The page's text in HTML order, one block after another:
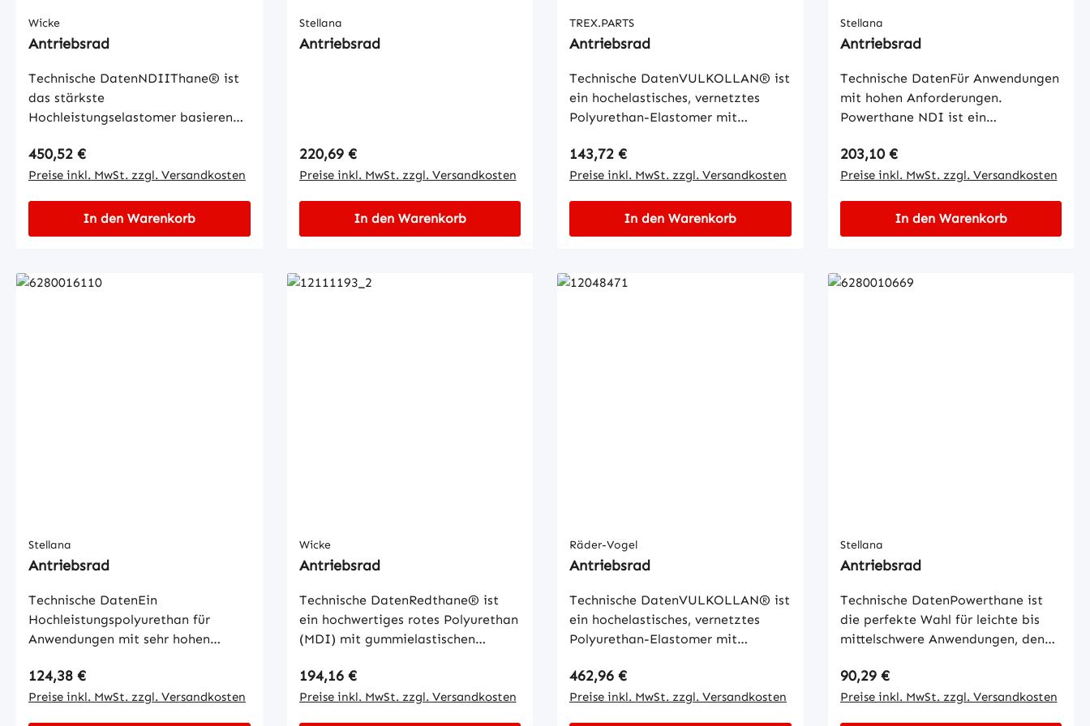
Wicke
Antriebsrad
Technische DatenNDIIThane® ist
das stärkste
Hochleistungselastomer basierend
(Naphthylen-1,5-diisocyanat).
Radbeläge aus NDIIThane® sind
abriebfest. Hieraus resultieren
lange Einsatzzeiten und geringe
Regulärer Preis:
450,52 €
Preise inkl. MwSt. zzgl. Versandkosten
In den Warenkorb
Stellana
Antriebsrad
Regulärer Preis:
220,69 €
Preise inkl. MwSt. zzgl. Versandkosten
In den Warenkorb
TREX.PARTS
Antriebsrad
Technische DatenVULKOLLAN® ist
ein hochelastisches, vernetztes
Polyurethan-Elastomer mit
Eigenschaften. Dazu gehören hohe
dynamische Belastbarkeit, hoher
das höchste Elastizitätsmodul aller
Elastomere, hoher mechanischer
Stoßelastizität und niedriger
Druckverformungsrest. Aufgrund
Regulärer Preis:
143,72 €
Preise inkl. MwSt. zzgl. Versandkosten
In den Warenkorb
Stellana
Antriebsrad
Technische DatenFür Anwendungen
mit hohen Anforderungen.
Powerthane NDI ist ein
hervorragenden Eigenschaften. Die
Eigenschaften von Powerthane NDI
Geschwindigkeiten entwickelt und
sorgen für eine ausgezeichnete
Anwendungen.
Regulärer Preis:
203,10 €
Preise inkl. MwSt. zzgl. Versandkosten
In den Warenkorb
Stellana
Antriebsrad
Technische DatenEin
Hochleistungspolyurethan für
Anwendungen mit sehr hohen
Bezug auf Geschwindigkeit und
Belastung. Die Eigenschaften von
Regulärer Preis:
124,38 €
Preise inkl. MwSt. zzgl. Versandkosten
Wicke
Antriebsrad
Technische DatenRedthane® ist
ein hochwertiges rotes Polyurethan
(MDI) mit gummielastischen
ausgezeichneten Traktionswerten.
Günstige Kombinationen von
Regulärer Preis:
194,16 €
Preise inkl. MwSt. zzgl. Versandkosten
Räder-Vogel
Antriebsrad
Technische DatenVULKOLLAN® ist
ein hochelastisches, vernetztes
Polyurethan-Elastomer mit
Eigenschaften. Dazu gehören hohe
dynamische Belastbarkeit, hoher
Regulärer Preis:
462,96 €
Preise inkl. MwSt. zzgl. Versandkosten
Stellana
Antriebsrad
Technische DatenPowerthane ist
die perfekte Wahl für leichte bis
mittelschwere Anwendungen, denn
ohne Kompromisse bei
dynamischen Eigenschaften.
Regulärer Preis:
90,29 €
Preise inkl. MwSt. zzgl. Versandkosten